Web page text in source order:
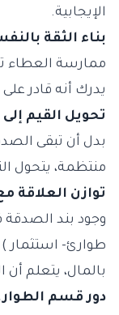
الإيجابية.
بناء الثقة
ممارسة العطاء
يدرك أنه قادر
تحويل القيم
بدل أن تبقى
منتظمة، يتحول
توازن العلاقة
وجود بند
طوارئ- استثمار
بالمال، يتعلم
دور قسم